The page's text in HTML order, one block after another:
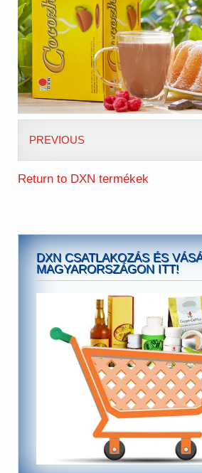
PREVIOUS
Return to DXN termékek
DXN CSATLAKOZÁS ÉS
MAGYARORSZÁGON ITT!